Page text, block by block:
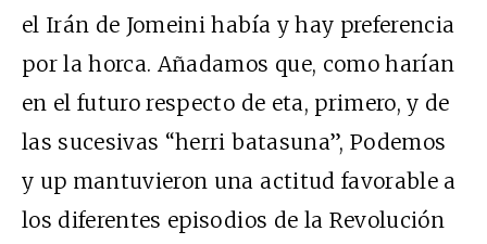
el Irán de Jomeini había y hay preferencia
por la horca. Añadamos que, como harían
en el futuro respecto de eta, primero, y de
las sucesivas “herri batasuna”, Podemos
y up mantuvieron una actitud favorable a
los diferentes episodios de la Revolución